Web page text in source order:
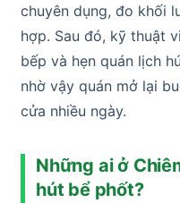
chuyên dụng, đo khối
hợp. Sau đó, kỹ thuật
bếp và hẹn quán lịch
nhờ vậy quán mở lại
cửa nhiều ngày.
Những ai ở
hút bể phốt?